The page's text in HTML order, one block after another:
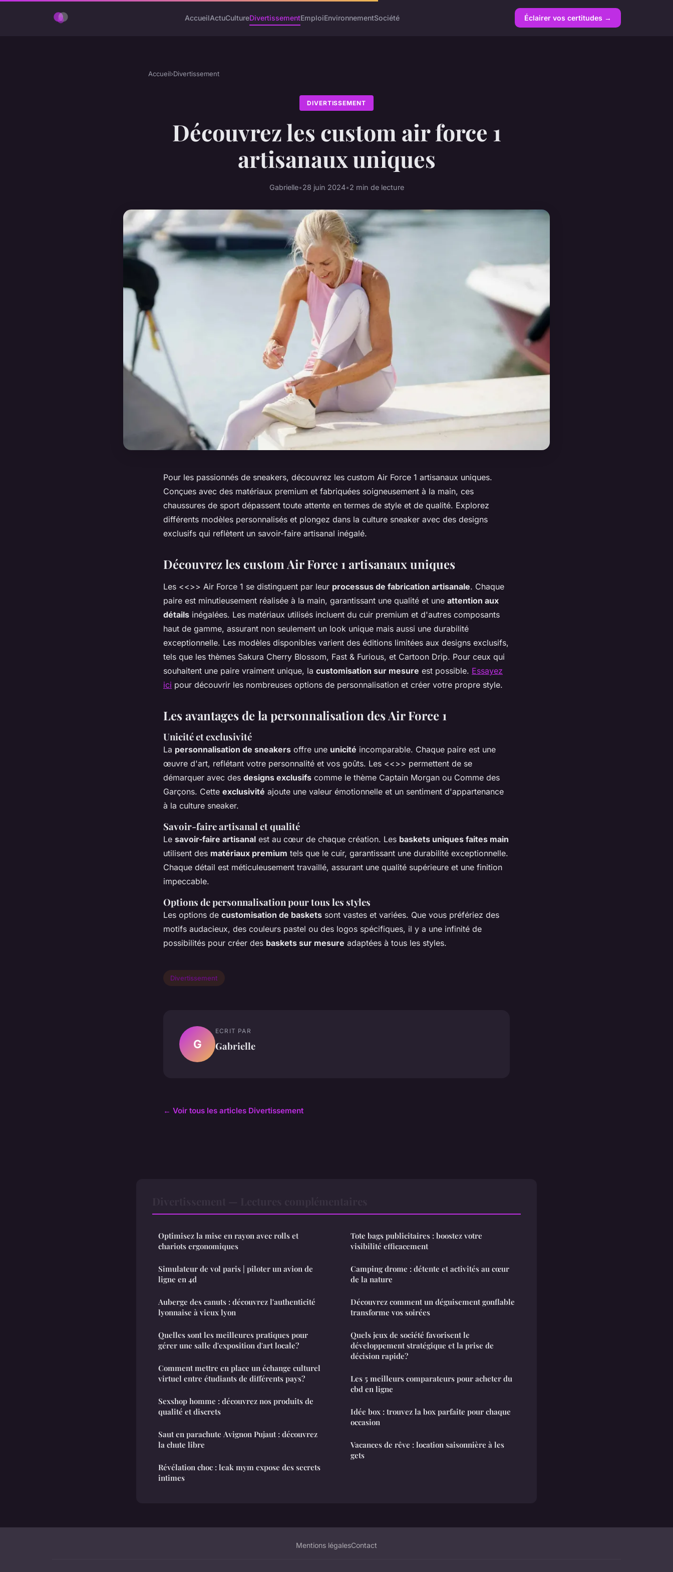
AccueilActuCultureDivertissementEmploiEnvironnementSociété Éclairer vos certitudes →
Accueil›Divertissement
DIVERTISSEMENT
Découvrez les custom air force 1
artisanaux uniques
Gabrielle•28 juin 2024•2 min de lecture
Pour les passionnés de sneakers, découvrez les custom Air Force 1 artisanaux uniques.
Conçues avec des matériaux premium et fabriquées soigneusement à la main, ces
chaussures de sport dépassent toute attente en termes de style et de qualité. Explorez
différents modèles personnalisés et plongez dans la culture sneaker avec des designs
exclusifs qui reflètent un savoir-faire artisanal inégalé.
Découvrez les custom Air Force 1 artisanaux uniques
Les <<>> Air Force 1 se distinguent par leur processus de fabrication artisanale. Chaque
paire est minutieusement réalisée à la main, garantissant une qualité et une attention aux
détails inégalées. Les matériaux utilisés incluent du cuir premium et d'autres composants
haut de gamme, assurant non seulement un look unique mais aussi une durabilité
exceptionnelle. Les modèles disponibles varient des éditions limitées aux designs exclusifs,
tels que les thèmes Sakura Cherry Blossom, Fast & Furious, et Cartoon Drip. Pour ceux qui
souhaitent une paire vraiment unique, la customisation sur mesure est possible. Essayez
ici pour découvrir les nombreuses options de personnalisation et créer votre propre style.
Les avantages de la personnalisation des Air Force 1
Unicité et exclusivité
La personnalisation de sneakers offre une unicité incomparable. Chaque paire est une
œuvre d'art, reflétant votre personnalité et vos goûts. Les <<>> permettent de se
démarquer avec des designs exclusifs comme le thème Captain Morgan ou Comme des
Garçons. Cette exclusivité ajoute une valeur émotionnelle et un sentiment d'appartenance
à la culture sneaker.
Savoir-faire artisanal et qualité
Le savoir-faire artisanal est au cœur de chaque création. Les baskets uniques faites main
utilisent des matériaux premium tels que le cuir, garantissant une durabilité exceptionnelle.
Chaque détail est méticuleusement travaillé, assurant une qualité supérieure et une finition
impeccable.
Options de personnalisation pour tous les styles
Les options de customisation de baskets sont vastes et variées. Que vous préfériez des
motifs audacieux, des couleurs pastel ou des logos spécifiques, il y a une infinité de
possibilités pour créer des baskets sur mesure adaptées à tous les styles.
Divertissement
G
ECRIT PAR
Gabrielle
← Voir tous les articles Divertissement
Optimisez la mise en rayon avec rolls et
chariots ergonomiques
Simulateur de vol paris | piloter un avion de
ligne en 4d
Auberge des canuts : découvrez l'authenticité
lyonnaise à vieux lyon
Quelles sont les meilleures pratiques pour
gérer une salle d'exposition d'art locale?
Comment mettre en place un échange culturel
virtuel entre étudiants de différents pays?
Sexshop homme : découvrez nos produits de
qualité et discrets
Saut en parachute Avignon Pujaut : découvrez
la chute libre
Révélation choc : leak mym expose des secrets
intimes
Tote bags publicitaires : boostez votre
visibilité efficacement
Camping drome : détente et activités au cœur
de la nature
Découvrez comment un déguisement gonflable
transforme vos soirées
Quels jeux de société favorisent le
développement stratégique et la prise de
décision rapide?
Les 5 meilleurs comparateurs pour acheter du
cbd en ligne
Idée box : trouvez la box parfaite pour chaque
occasion
Vacances de rêve : location saisonnière à les
gets
Mentions légalesContact